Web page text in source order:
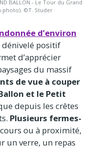
BALLON - Le Tour du Grand
photo). ©T. Studer
d’environ
dénivelé positif
d’apprécier
du massif
de vue à couper
et le Petit
depuis les crêtes
Plusieurs fermes-
ou à proximité,
un verre, un repas